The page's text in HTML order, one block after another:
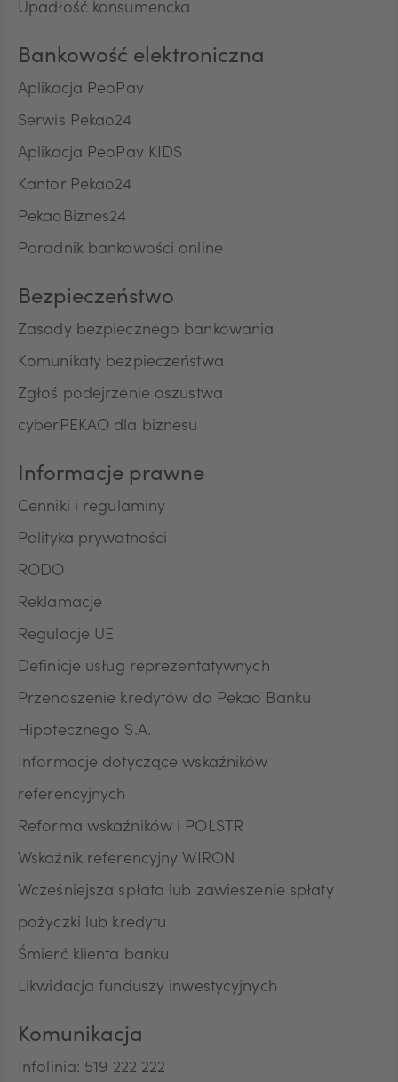
ZAR
Upadłość konsumencka
Bankowość elektroniczna
Aplikacja PeoPay
Serwis Pekao24
Aplikacja PeoPay KIDS
Kantor Pekao24
PekaoBiznes24
Poradnik bankowości online
Bezpieczeństwo
Zasady bezpiecznego bankowania
Komunikaty bezpieczeństwa
Zgłoś podejrzenie oszustwa
cyberPEKAO dla biznesu
Informacje prawne
Cenniki i regulaminy
Polityka prywatności
RODO
Reklamacje
Regulacje UE
Definicje usług reprezentatywnych
Przenoszenie kredytów do Pekao Banku
Hipotecznego S.A.
Informacje dotyczące wskaźników
referencyjnych
Reforma wskaźników i POLSTR
Wskaźnik referencyjny WIRON
Wcześniejsza spłata lub zawieszenie spłaty
pożyczki lub kredytu
Śmierć klienta banku
Likwidacja funduszy inwestycyjnych
Komunikacja
Infolinia: 519 222 222